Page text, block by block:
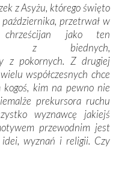
z Asyżu, którego święto
przetrwał w
chrześcijan jako ten
z biednych,
z pokornych. Z drugiej
współczesnych chce
kim na pewno nie
prekursora ruchu
wyznawcę jakiejś
przewodnim jest
idei, wyznań i religii. Czy